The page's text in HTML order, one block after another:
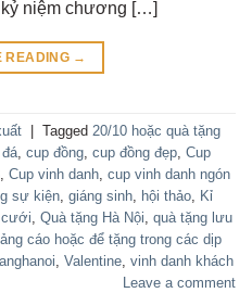
niệm chương […]
READING →
Tagged 20/10 hoặc quà tặng
, cup đồng, cup đồng đẹp, Cup
, Cup vinh danh, cup vinh danh ngón
sự kiện, giáng sinh, hội thảo, Kỉ
cưới, Quà tặng Hà Nội, quà tặng lưu
cáo hoặc để tặng trong các dịp
, Valentine, vinh danh khách
Leave a comment